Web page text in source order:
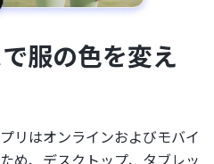
服の色を変え
リはオンラインおよびモバイ